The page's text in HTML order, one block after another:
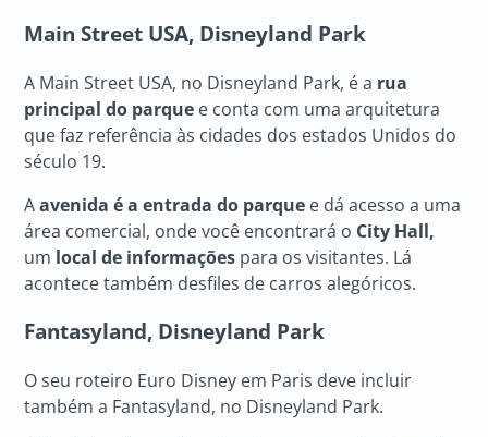
Main Street USA, Disneyland Park
A Main Street USA, no Disneyland Park, é a rua
principal do parque e conta com uma arquitetura
que faz referência às cidades dos estados Unidos do
século 19.
Aavenida é a entrada do parque e dá acesso a uma
área comercial, onde você encontrará o City Hall,
um local de informações para os visitantes. Lá
acontece também desfiles de carros alegóricos.
Fantasyland, Disneyland Park
O seu roteiro Euro Disney em Paris deve incluir
também a Fantasyland, no Disneyland Park.